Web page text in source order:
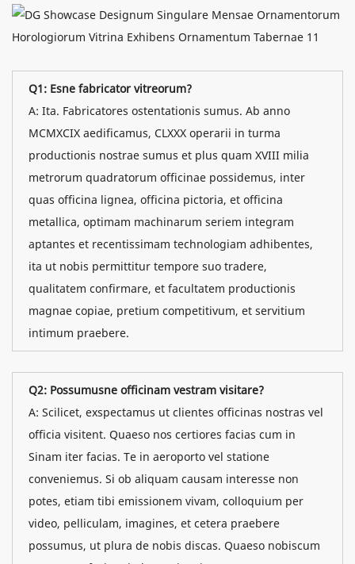
Q1: Esne fabricator vitreorum?
A: Ita. Fabricatores ostentationis sumus. Ab anno
MCMXCIX aedificamus, CLXXX operarii in turma
productionis nostrae sumus et plus quam XVIII milia
metrorum quadratorum officinae possidemus, inter
quas officina lignea, officina pictoria, et officina
metallica, optimam machinarum seriem integram
aptantes et recentissimam technologiam adhibentes,
ita ut nobis permittitur tempore suo tradere,
qualitatem confirmare, et facultatem productionis
magnae copiae, pretium competitivum, et servitium
intimum praebere.
Q2: Possumusne officinam vestram visitare?
A: Scilicet, exspectamus ut clientes officinas nostras vel
officia visitent. Quaeso nos certiores facias cum in
Sinam iter facias. Te in aeroporto vel statione
conveniemus. Si ob aliquam causam interesse non
potes, etiam tibi emissionem vivam, colloquium per
video, pelliculam, imagines, et cetera praebere
possumus, ut plura de nobis discas. Quaeso nobiscum